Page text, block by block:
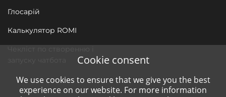
Глосарій
Калькулятор ROMI
Cookie consent
We use cookies to ensure that we give you the best
experience on our website. For more information